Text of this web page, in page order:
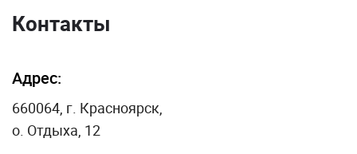
Контакты
Адрес:
660064, г. Красноярск,
о. Отдыха, 12